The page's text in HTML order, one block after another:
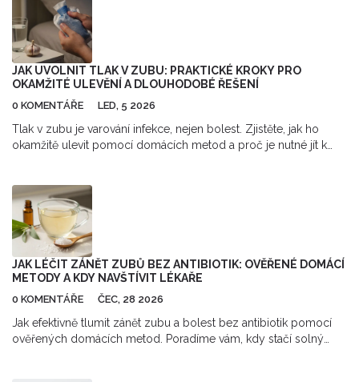
JAK UVOLNIT TLAK V ZUBU: PRAKTICKÉ KROKY PRO
OKAMŽITÉ ULEVĚNÍ A DLOUHODOBÉ ŘEŠENÍ
0 KOMENTÁŘE LED, 5 2026
Tlak v zubu je varování infekce, nejen bolest. Zjistěte, jak ho
okamžitě ulevit pomocí domácích metod a proč je nutné jít k
JAK LÉČIT ZÁNĚT ZUBŮ BEZ ANTIBIOTIK: OVĚŘENÉ DOMÁCÍ
METODY A KDY NAVŠTÍVIT LÉKAŘE
0 KOMENTÁŘE ČEC, 28 2026
Jak efektivně tlumit zánět zubu a bolest bez antibiotik pomocí
ověřených domácích metod. Poradíme vám, kdy stačí solný